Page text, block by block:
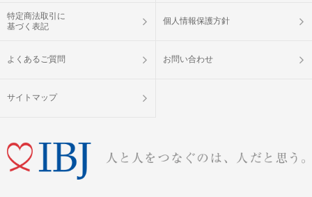
特定商法取引に
基づく表記
個人情報保護方針
よくあるご質問 お問い合わせ
サイトマップ